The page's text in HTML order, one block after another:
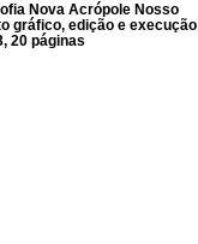
Nova Acrópole Nosso
gráfico, edição e execução
20 páginas